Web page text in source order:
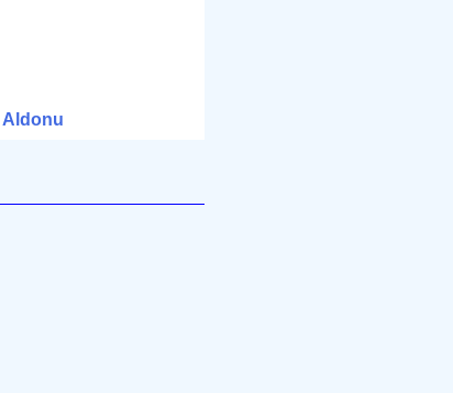
Aldonu